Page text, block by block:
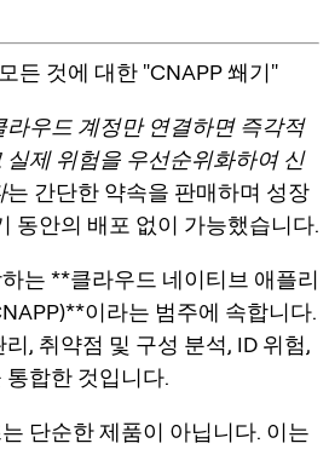
든 것에 대한 "CNAPP 쐐기"
라우드 계정만 연결하면 즉각적
실제 위험을 우선순위화하여 신
는 간단한 약속을 판매하며 성장
동안의 배포 없이 가능했습니다.
는 **클라우드 네이티브 애플리
이라는 범주에 속합니다.
, 취약점 및 구성 분석, ID 위험,
합한 것입니다.
단순한 제품이 아닙니다. 이는